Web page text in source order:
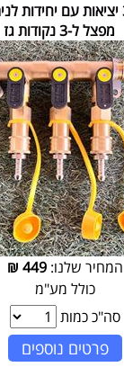
ברז סעפת לגז 3 יציאות עם
מפצל ל-3 נקודות גז
המחיר שלנו:449
₪
כולל מע"מ
סה"כ כמות
פרטים נוספים